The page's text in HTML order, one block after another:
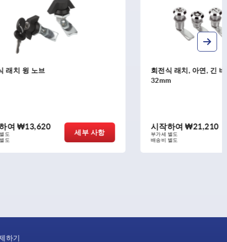
세부 사항
회전식 래치, 아연, 긴 버전, 하우징 직경
시작하여₩21,210
부가세 별도
세부 사항
하기